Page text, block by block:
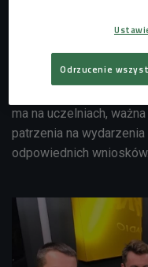
każdym kierunku
elementy, które
genealog - tłumaczył
ma na uczelniach,
patrzenia na
odpowiednich wniosków.
Odrzucenie